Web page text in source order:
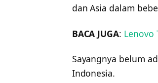
dan Asia dalam
BACA JUGA: Lenovo
Sayangnya belum
Indonesia.